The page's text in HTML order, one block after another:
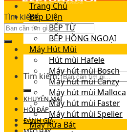
Tìm kiếm:
Tìm kiếm:
KHUYẾN MÃI
HỎI ĐÁP
ĐÁNH GIÁ
Trang Chủ
Bếp Điện
BẾP TỪ
BẾP HỒNG NGOẠI
Máy Hút Mùi
Hút mùi Hafele
Máy hút mùi Bosch
Máy hút mùi Canzy
Máy hút mùi Malloca
Máy hút mùi Faster
Máy hút mùi Spelier
Máy Rửa Bát